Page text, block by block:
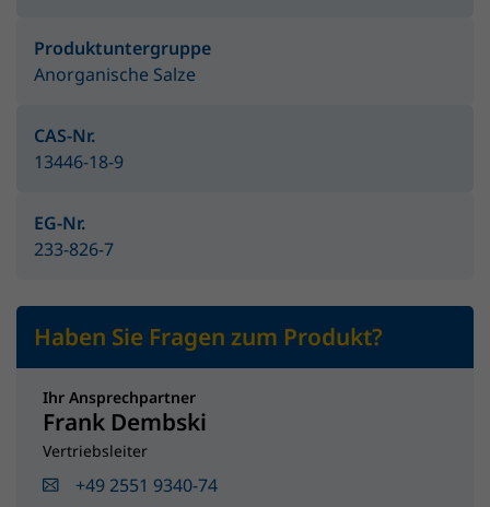
Produktuntergruppe
Anorganische Salze
CAS-Nr.
13446-18-9
EG-Nr.
233-826-7
Haben Sie Fragen zum Produkt?
Ihr Ansprechpartner
Frank Dembski
Vertriebsleiter
+49 2551 9340-74